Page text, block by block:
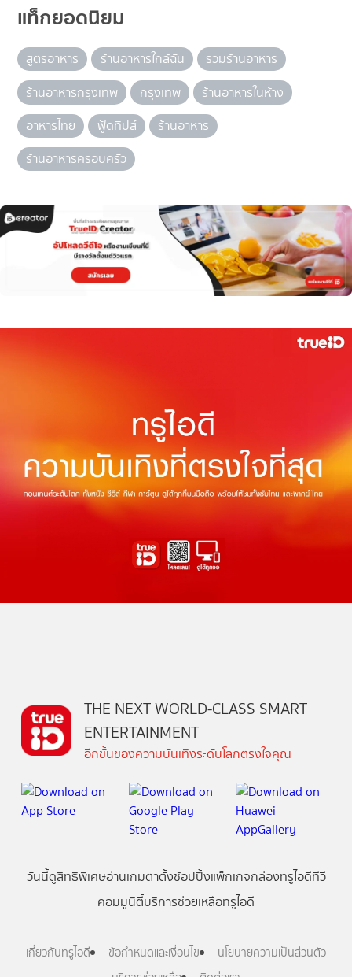
แท็กยอดนิยม
สูตรอาหาร ร้านอาหารใกล้ฉัน
รวมร้านอาหาร
ร้านอาหารกรุงเทพ
กรุงเทพ
ร้านอาหารในห้าง
อาหารไทย
ฟู้ดทิปส์
ร้านอาหาร
ร้านอาหารครอบครัว
THE NEXT WORLD-CLASS SMART
ENTERTAINMENT
อีกขั้นของความบันเทิงระดับโลกตรงใจคุณ
วันนี้ดูสิทธิพิเศษอ่านเกมตาตั้งช้อปปิ้งแพ็กเกจกล่องทรูไอดีทีวี
คอมมูนิตี้บริการช่วยเหลือทรูไอดี
เกี่ยวกับทรูไอดี ข้อกำหนดและเงื่อนไข
นโยบายความเป็นส่วนตัว